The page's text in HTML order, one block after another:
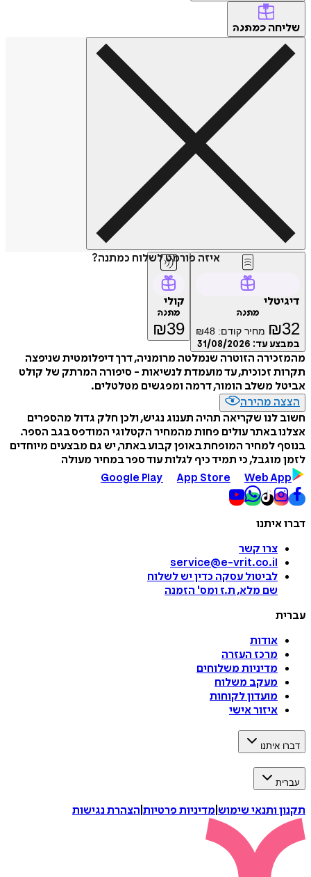
שליחה כמתנה
איזה פורמט לשלוח כמתנה?
דיגיטלי
מתנה
₪32 מחיר קודם: ₪48
במבצע עד: 31/08/2026
קולי
מתנה
₪39
מהמזכירה הזוטרה שנמלטה מרומניה, דרך דיפלומטית שניפצה
תקרות זכוכית, עד מועמדת לנשיאות - סיפורה המרתק של קולט
אביטל משלב הומור, דרמה ומפגשים מטלטלים.
הצצה מהירה
חשוב לנו שקריאה תהיה תענוג נגיש, ולכן חלק גדול מהספרים
אצלנו באתר עולים פחות מהמחיר הקטלוגי המודפס בגב הספר.
בנוסף למחיר המופחת באופן קבוע באתר, יש גם מבצעים מיוחדים
לזמן מוגבל, כי תמיד כיף לגלות עוד ספר במחיר מעולה
Google Play
App Store Web App
דברו איתנו
צרו קשר
service@e-vrit.co.il
לביטול עסקה כדין יש לשלוח
שם מלא, ת.ז ומס' הזמנה
עברית
אודות
מרכז העזרה
מדיניות משלוחים
מעקב משלוח
מועדון לקוחות
איזור אישי
דברו איתנו
עברית
תקנון ותנאי שימוש מדיניות פרטיות הצהרת נגישות